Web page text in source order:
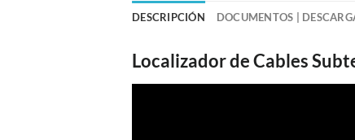
DESCRIPCIÓN DOCUMENTOS |
Localizador de Cables